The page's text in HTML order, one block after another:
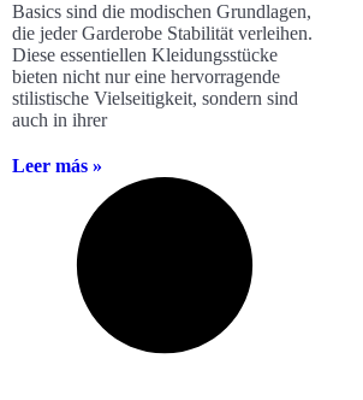
Basics sind die modischen Grundlagen,
die jeder Garderobe Stabilität verleihen.
Diese essentiellen Kleidungsstücke
bieten nicht nur eine hervorragende
stilistische Vielseitigkeit, sondern sind
auch in ihrer
Leer más »